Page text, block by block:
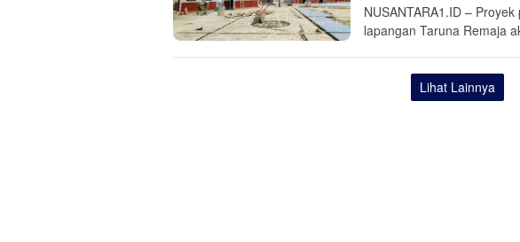
NUSANTARA1.ID –
lapangan Taruna Remaja
Lihat Lainnya